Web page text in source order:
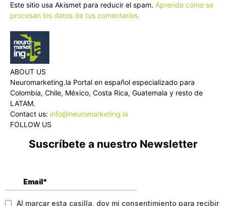
Este sitio usa Akismet para reducir el spam. Aprende cómo se
procesan los datos de tus comentarios.
ABOUT US
Neuromarketing.la Portal en español especializado para
Colombia, Chile, México, Costa Rica, Guatemala y resto de
LATAM.
Contact us: info@neuromarketing.la
FOLLOW US
Suscríbete a nuestro Newsletter